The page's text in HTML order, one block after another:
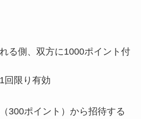
る側、双方に1000ポイント付
回限り有効
300ポイント）から招待する